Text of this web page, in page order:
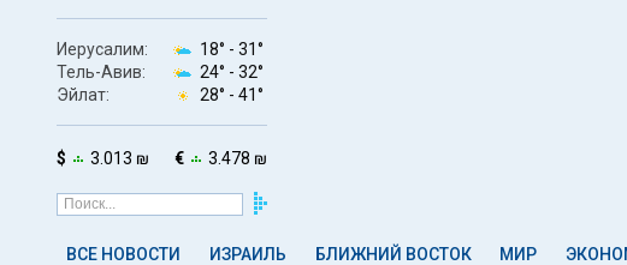
Иерусалим: 18° - 31°
Тель-Авив:
24° - 32°
Эйлат:
28° - 41°
$ 3.013 ₪ € 3.478 ₪
ВСЕ НОВОСТИ ИЗРАИЛЬ БЛИЖНИЙ ВОСТОК МИР